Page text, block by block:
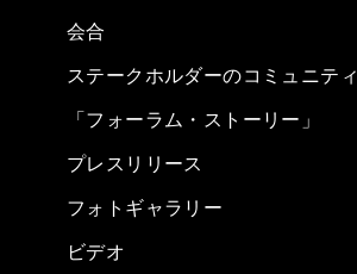
会合
ステークホルダーのコミュニティ
「フォーラム・ストーリー」
プレスリリース
フォトギャラリー
ビデオ